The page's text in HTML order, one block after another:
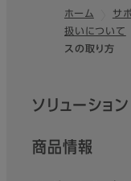
フッター
ホーム サ
扱いについて
スの取り方
クイックリンク
ソリューション
商品情報